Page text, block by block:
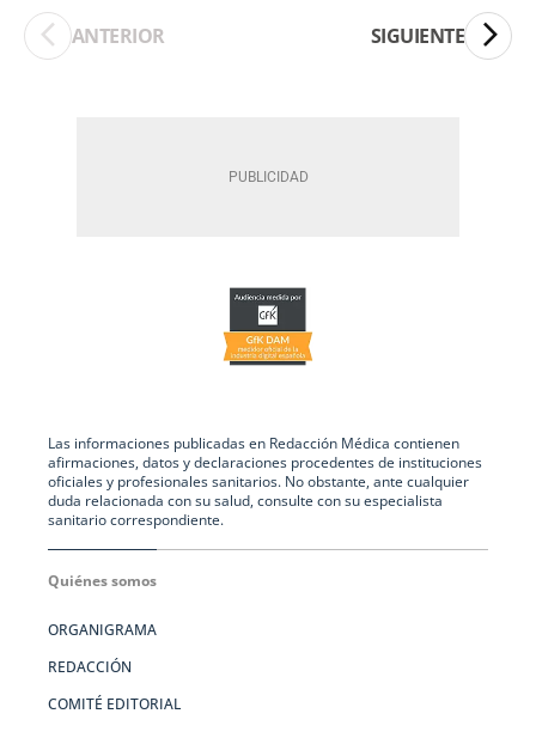
ANTERIOR SIGUIENTE
Las informaciones publicadas en Redacción Médica contienen
afirmaciones, datos y declaraciones procedentes de instituciones
oficiales y profesionales sanitarios. No obstante, ante cualquier
duda relacionada con su salud, consulte con su especialista
sanitario correspondiente.
Quiénes somos
ORGANIGRAMA
REDACCIÓN
COMITÉ EDITORIAL